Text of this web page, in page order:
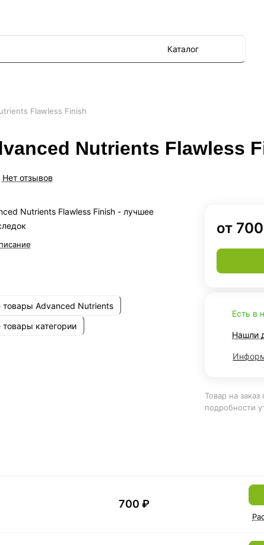
Каталог
Flawless Finish
Nutrients Flawless
Нет отзывов
Nutrients Flawless Finish - лучшее
товары Advanced Nutrients
товары категории
от
Есть в
Нашли
Товар на заказ
подробности
700 ₽